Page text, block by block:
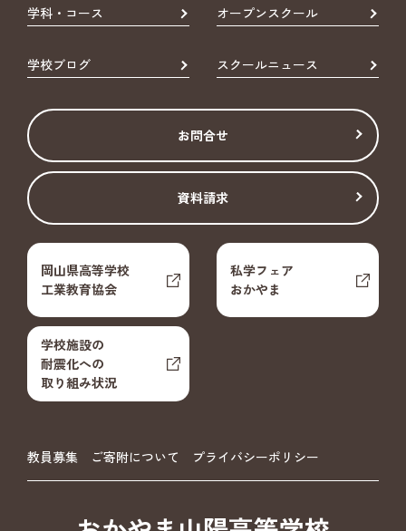
学科・コース オープンスクール
学校ブログ スクールニュース
お問合せ
資料請求
岡山県高等学校
工業教育協会
私学フェア
おかやま
学校施設の
耐震化への
取り組み状況
教員募集 ご寄附について プライバシーポリシー